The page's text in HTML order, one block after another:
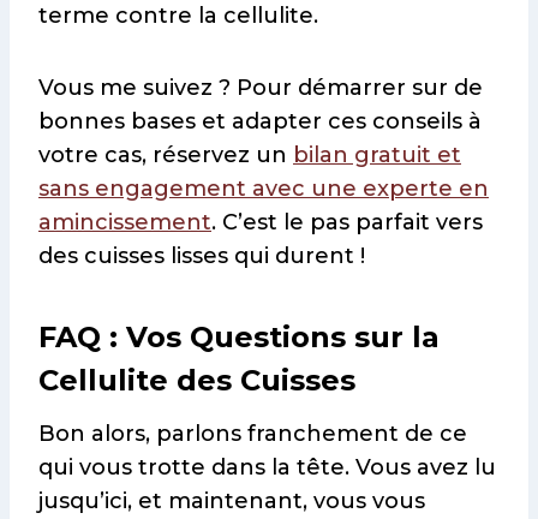
terme contre la cellulite.
Vous me suivez ? Pour démarrer sur de
bonnes bases et adapter ces conseils à
votre cas, réservez un bilan gratuit et
sans engagement avec une experte en
amincissement. C’est le pas parfait vers
des cuisses lisses qui durent !
FAQ : Vos Questions sur la
Cellulite des Cuisses
Bon alors, parlons franchement de ce
qui vous trotte dans la tête. Vous avez lu
jusqu’ici, et maintenant, vous vous